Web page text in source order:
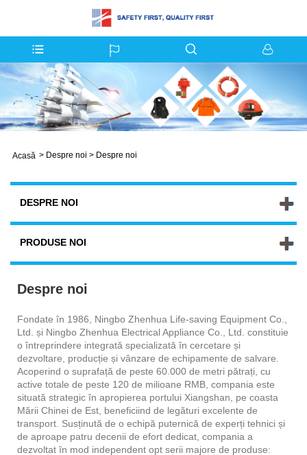
Acasă > Despre noi > Despre noi
DESPRE NOI
PRODUSE NOI
Despre noi
Fondate în 1986, Ningbo Zhenhua Life-saving Equipment Co.,
Ltd. și Ningbo Zhenhua Electrical Appliance Co., Ltd. constituie
o întreprindere integrată specializată în cercetare și
dezvoltare, producție și vânzare de echipamente de salvare.
Acoperind o suprafață de peste 60.000 de metri pătrați, cu
active totale de peste 120 de milioane RMB, compania este
situată strategic în apropierea portului Xiangshan, pe coasta
Mării Chinei de Est, beneficiind de legături excelente de
transport. Susținută de o echipă puternică de experți tehnici și
de aproape patru decenii de efort dedicat, compania a
dezvoltat în mod independent opt serii majore de produse: